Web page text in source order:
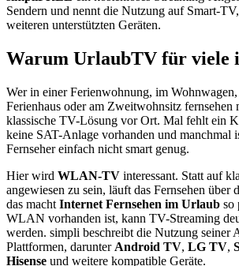
Sendern und nennt die Nutzung auf Smart-
weiteren unterstützten Geräten.
Warum UrlaubTV für viele
Wer in einer Ferienwohnung, im
Ferienhaus oder am Zweitwohnsitz fernsehen
klassische TV-Lösung vor Ort. Mal fehlt ein
keine SAT-Anlage vorhanden und manchmal
Fernseher einfach nicht smart genug.
Hier wird WLAN-TV interessant. Statt auf
angewiesen zu sein, läuft das Fernsehen über
das macht Internet Fernsehen im Urlaub so
WLAN vorhanden ist, kann TV-Streaming
werden. simpli beschreibt die Nutzung seiner
Plattformen, darunter Android TV, LG TV,
Hisense und weitere kompatible Geräte.